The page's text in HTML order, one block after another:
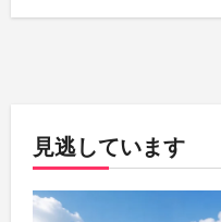
見逃しています